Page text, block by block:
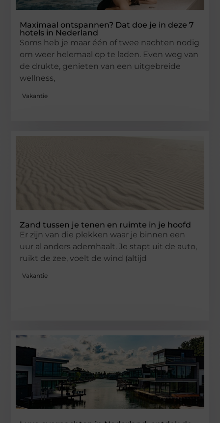
Maximaal ontspannen? Dat doe je in deze 7
hotels in Nederland
Soms heb je maar één of twee nachten nodig
om weer helemaal op te laden. Even weg van
de drukte, genieten van een uitgebreide
wellness,
Vakantie
Zand tussen je tenen en ruimte in je hoofd
Er zijn van die plekken waar je binnen een
uur al anders ademhaalt. Je stapt uit de auto,
ruikt de zee, voelt de wind (altijd
Vakantie